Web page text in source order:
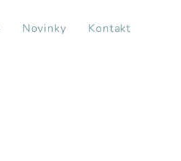
Novinky Kontakt